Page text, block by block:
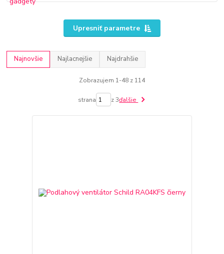
Upresniť parametre
Najnovšie Najlacnejšie Najdrahšie
Zobrazujem 1-48 z 114
strana z 3ďalšie